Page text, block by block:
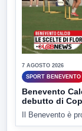
7 AGOSTO 2026
SPORT BENEVENTO
Benevento
debutto di
Il Benevento è